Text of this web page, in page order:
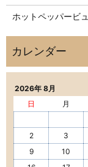
ホットペッパービ
2026年 8月
日
月
2
3
9
10